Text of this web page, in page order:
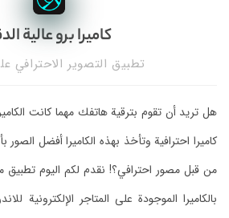
كاميرا برو عالية
تطبيق التصوير الاحترافي
هل تريد أن تقوم بترقية هاتفك مهما كانت
كاميرا احترافية وتأخذ بهذه الكاميرا أفضل
من قبل مصور احترافي؟! نقدم لكم اليوم تطبيق
بالكاميرا الموجودة على المتاجر الإلكترونية